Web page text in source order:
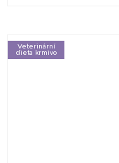
Veterinární
dieta krmivo